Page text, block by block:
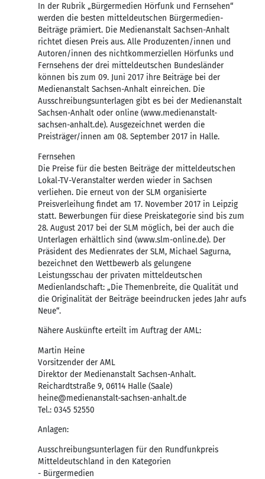
In der Rubrik „Bürgermedien Hörfunk und Fernsehen“
werden die besten mitteldeutschen Bürgermedien-
Beiträge prämiert. Die Medienanstalt Sachsen-Anhalt
richtet diesen Preis aus. Alle Produzenten/innen und
Autoren/innen des nichtkommerziellen Hörfunks und
Fernsehens der drei mitteldeutschen Bundesländer
können bis zum 09. Juni 2017 ihre Beiträge bei der
Medienanstalt Sachsen-Anhalt einreichen. Die
Ausschreibungsunterlagen gibt es bei der Medienanstalt
Sachsen-Anhalt oder online (www.medienanstalt-
sachsen-anhalt.de). Ausgezeichnet werden die
Preisträger/innen am 08. September 2017 in Halle.
Fernsehen
Die Preise für die besten Beiträge der mitteldeutschen
Lokal-TV-Veranstalter werden wieder in Sachsen
verliehen. Die erneut von der SLM organisierte
Preisverleihung findet am 17. November 2017 in Leipzig
statt. Bewerbungen für diese Preiskategorie sind bis zum
28. August 2017 bei der SLM möglich, bei der auch die
Unterlagen erhältlich sind (www.slm-online.de). Der
Präsident des Medienrates der SLM, Michael Sagurna,
bezeichnet den Wettbewerb als gelungene
Leistungsschau der privaten mitteldeutschen
Medienlandschaft: „Die Themenbreite, die Qualität und
die Originalität der Beiträge beeindrucken jedes Jahr aufs
Neue“.
Nähere Auskünfte erteilt im Auftrag der AML:
Martin Heine
Vorsitzender der AML
Direktor der Medienanstalt Sachsen-Anhalt.
Reichardtstraße 9, 06114 Halle (Saale)
heine@medienanstalt-sachsen-anhalt.de
Tel.: 0345 52550
Anlagen:
Ausschreibungsunterlagen für den Rundfunkpreis
Mitteldeutschland in den Kategorien
- Bürgermedien